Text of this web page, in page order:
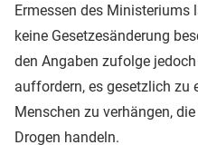
Ermessen des Ministeriums
keine Gesetzesänderung
den Angaben zufolge
auffordern, es gesetzlich zu
Menschen zu verhängen,
Drogen handeln.